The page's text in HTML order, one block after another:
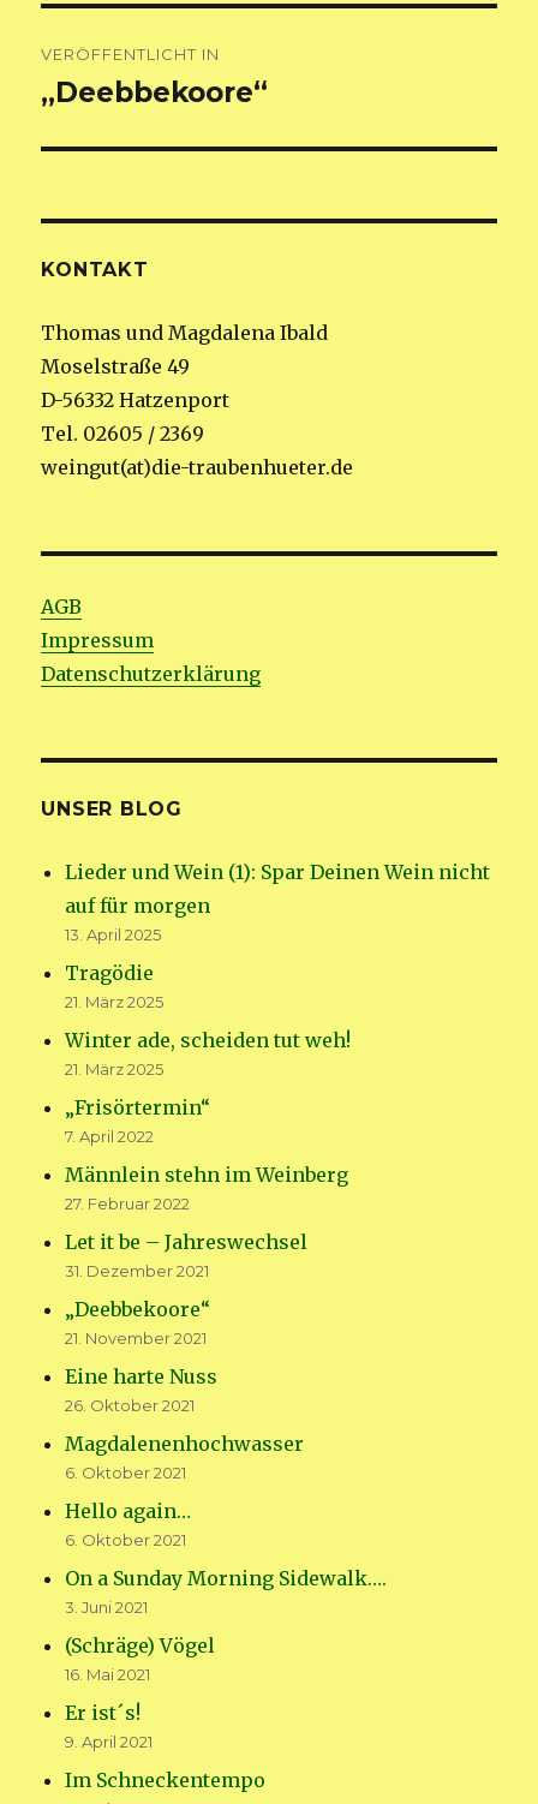
VERÖFFENTLICHT IN
„Deebbekoore“
KONTAKT
Thomas und Magdalena Ibald
Moselstraße 49
D-56332 Hatzenport
Tel. 02605 / 2369
weingut(at)die-traubenhueter.de
AGB
Impressum
Datenschutzerklärung
UNSER BLOG
Lieder und Wein (1): Spar Deinen Wein nicht
auf für morgen
13. April 2025
Tragödie
21. März 2025
Winter ade, scheiden tut weh!
21. März 2025
„Frisörtermin“
7. April 2022
Männlein stehn im Weinberg
27. Februar 2022
Let it be – Jahreswechsel
31. Dezember 2021
„Deebbekoore“
21. November 2021
Eine harte Nuss
26. Oktober 2021
Magdalenenhochwasser
6. Oktober 2021
Hello again…
6. Oktober 2021
On a Sunday Morning Sidewalk….
3. Juni 2021
(Schräge) Vögel
16. Mai 2021
Er ist´s!
9. April 2021
Im Schneckentempo